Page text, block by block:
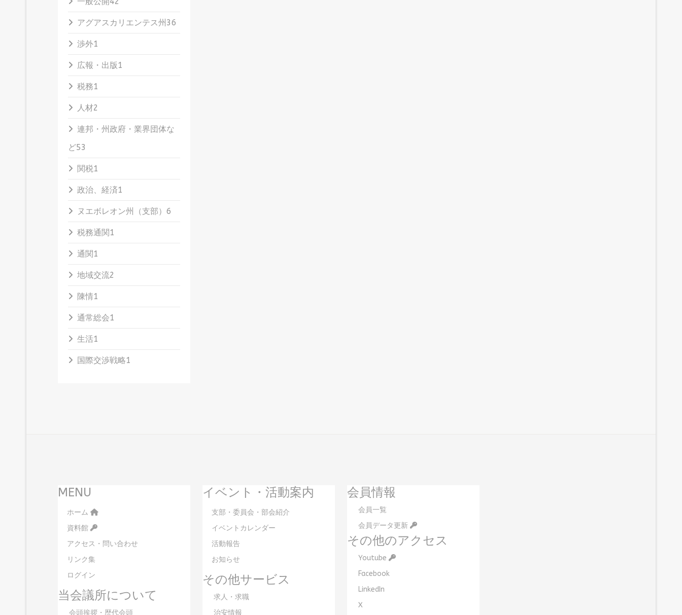
アグアスカリエンテス州 36
渉外1
広報・出版1
税務1
人材2
連邦・州政府・業界団体な
ど53
関税1
政治、経済1
ヌエボレオン州（支部） 6
税務通関1
通関1
地域交流2
陳情1
通常総会1
生活1
国際交渉戦略1
MENU
ホーム
資料館
アクセス・問い合わせ
リンク集
ログイン
当会議所について
会頭挨拶・歴代会頭
イベント・活動案内
支部・委員会・部会紹介
イベントカレンダー
活動報告
お知らせ
その他サービス
求人・求職
治安情報
会員情報
会員一覧
会員データ更新
その他のアクセス
Youtube
Facebook
LinkedIn
X